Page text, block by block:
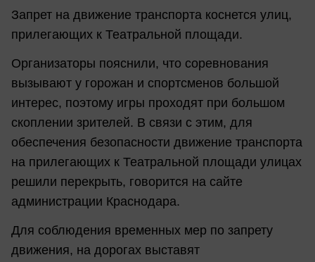
Запрет на движение транспорта коснется улиц,
прилегающих к Театральной площади.
Организаторы пояснили, что соревнования
вызывают у горожан и спортсменов большой
интерес, поэтому игры проходят при большом
скоплении зрителей. В связи с этим, для
обеспечения безопасности движение транспорта
на прилегающих к Театральной площади улицах
решили перекрыть, говорится на сайте
администрации Краснодара.
Для соблюдения временных мер по запрету
движения, на дорогах выставят